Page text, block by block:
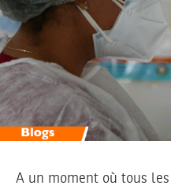
A un moment où tous